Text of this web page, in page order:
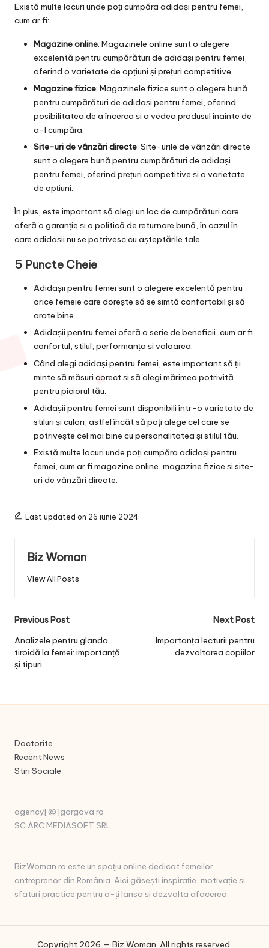
Există multe locuri unde poți cumpăra adidași pentru femei,
cum ar fi:
Magazine online: Magazinele online sunt o alegere
excelentă pentru cumpărături de adidași pentru femei,
oferind o varietate de opțiuni și prețuri competitive.
Magazine fizice: Magazinele fizice sunt o alegere bună
pentru cumpărături de adidași pentru femei, oferind
posibilitatea de a încerca și a vedea produsul înainte de
a-l cumpăra.
Site-uri de vânzări directe: Site-urile de vânzări directe
sunt o alegere bună pentru cumpărături de adidași
pentru femei, oferind prețuri competitive și o varietate
de opțiuni.
În plus, este important să alegi un loc de cumpărături care
oferă o garanție și o politică de returnare bună, în cazul în
care adidașii nu se potrivesc cu așteptările tale.
5 Puncte Cheie
Adidașii pentru femei sunt o alegere excelentă pentru
orice femeie care dorește să se simtă confortabil și să
arate bine.
Adidașii pentru femei oferă o serie de beneficii, cum ar fi
confortul, stilul, performanța și valoarea.
Când alegi adidași pentru femei, este important să ții
minte să măsuri corect și să alegi mărimea potrivită
pentru piciorul tău.
Adidașii pentru femei sunt disponibili într-o varietate de
stiluri și culori, astfel încât să poți alege cel care se
potrivește cel mai bine cu personalitatea și stilul tău.
Există multe locuri unde poți cumpăra adidași pentru
femei, cum ar fi magazine online, magazine fizice și site-
uri de vânzări directe.
Last updated on 26 iunie 2024
Biz Woman
View All Posts
Post
navigation
Previous Post
Analizele pentru glanda
tiroidă la femei: importanță
și tipuri.
Next Post
Importanța lecturii pentru
dezvoltarea copiilor
Doctorite
Recent News
Stiri Sociale
agency[@]gorgova.ro
SC ARC MEDIASOFT SRL
BizWoman.ro este un spațiu online dedicat femeilor
antreprenor din România. Aici găsești inspirație, motivație și
sfaturi practice pentru a-ți lansa și dezvolta afacerea.
Copyright 2026 — Biz Woman. All rights reserved.